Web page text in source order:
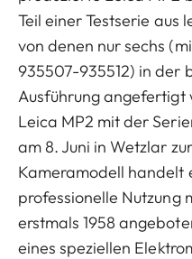
Teil einer Testserie aus
von denen nur sechs
935507-935512) in der
Ausführung angefertigt
Leica MP2 mit der
am 8. Juni in Wetzlar
Kameramodell handelt
professionelle Nutzung
erstmals 1958
eines speziellen